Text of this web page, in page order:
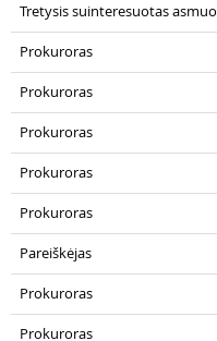
Tretysis suinteresuotas asmuo
Prokuroras
Prokuroras
Prokuroras
Prokuroras
Prokuroras
Pareiškėjas
Prokuroras
Prokuroras